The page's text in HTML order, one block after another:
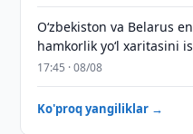
Oʻzbekiston va Belarus
hamkorlik yoʻl xaritasini
17:45 · 08/08
Ko'proq yangiliklar →